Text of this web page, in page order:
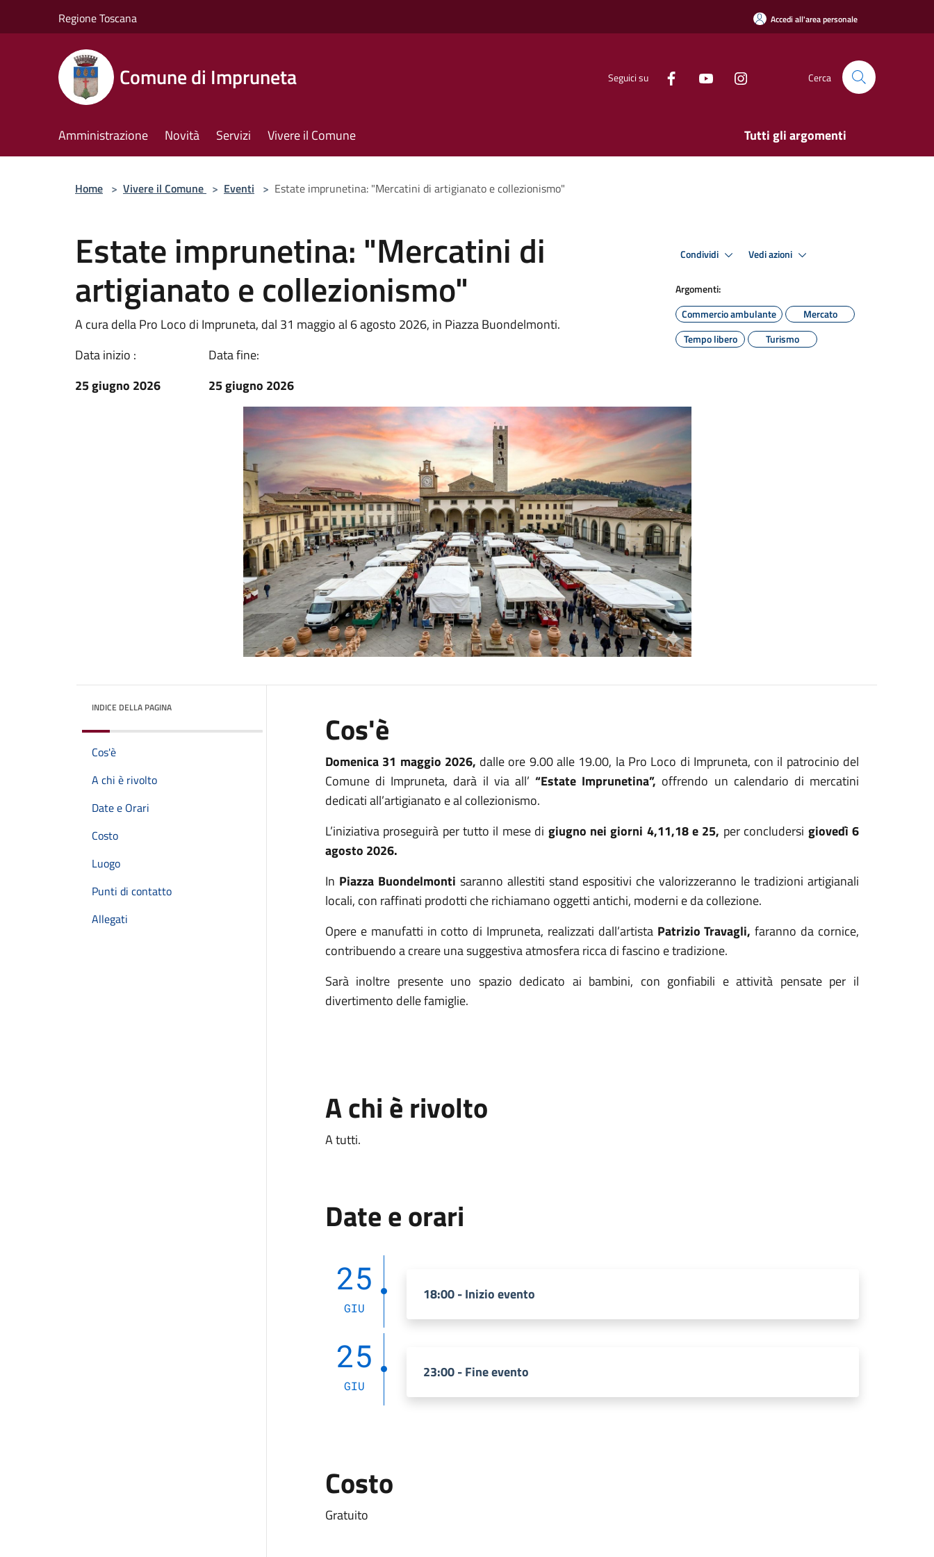
Regione Toscana Accedi all'area personale
Comune di Impruneta Seguici su Cerca
Amministrazione Novità Servizi Vivere il Comune Tutti gli argomenti
Home > Vivere il Comune > Eventi > Estate imprunetina: "Mercatini di artigianato e collezionismo"
Estate imprunetina: "Mercatini di
artigianato e collezionismo"
A cura della Pro Loco di Impruneta, dal 31 maggio al 6 agosto 2026, in Piazza Buondelmonti.
Data inizio :
25 giugno 2026
Data fine:
25 giugno 2026
Condividi Vedi azioni
Argomenti:
Commercio ambulante
Mercato
Tempo libero
Turismo
INDICE DELLA PAGINA
Cos'è
A chi è rivolto
Date e Orari
Costo
Luogo
Punti di contatto
Allegati
Cos'è
Domenica 31 maggio 2026, dalle ore 9.00 alle 19.00, la Pro Loco di Impruneta, con il patrocinio del
Comune di Impruneta, darà il via all’ “Estate Imprunetina”, offrendo un calendario di mercatini
dedicati all’artigianato e al collezionismo.
L’iniziativa proseguirà per tutto il mese di giugno nei giorni 4,11,18 e 25, per concludersi giovedì 6
agosto 2026.
In Piazza Buondelmonti saranno allestiti stand espositivi che valorizzeranno le tradizioni artigianali
locali, con raffinati prodotti che richiamano oggetti antichi, moderni e da collezione.
Opere e manufatti in cotto di Impruneta, realizzati dall’artista Patrizio Travagli, faranno da cornice,
contribuendo a creare una suggestiva atmosfera ricca di fascino e tradizione.
Sarà inoltre presente uno spazio dedicato ai bambini, con gonfiabili e attività pensate per il
divertimento delle famiglie.
A chi è rivolto
A tutti.
Date e orari
25
GIU
18:00 - Inizio evento
25
GIU
23:00 - Fine evento
Costo
Gratuito